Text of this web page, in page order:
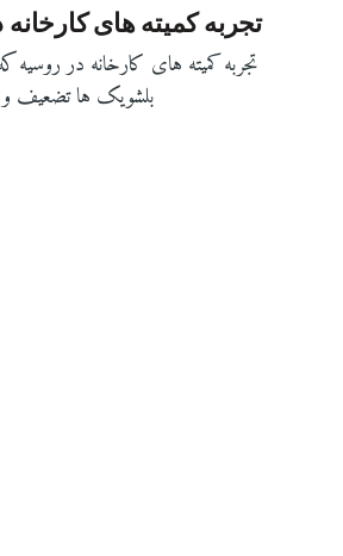
تجربه کمیته های
تجربه کمیته های کارخانه در
بلشویک ها تضعیف